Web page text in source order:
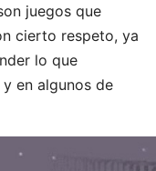
juegos que
cierto respeto, ya
lo que
en algunos de